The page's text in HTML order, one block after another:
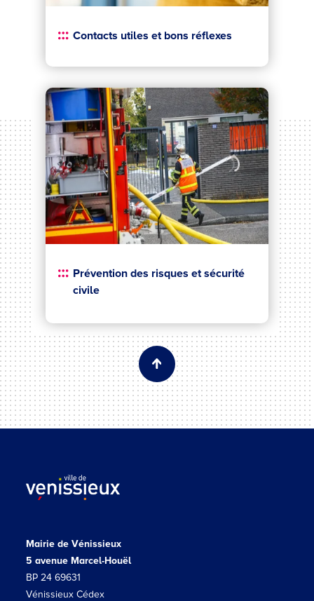
Contacts utiles et bons réflexes
Prévention des risques et sécurité
civile
Mairie de Vénissieux
5 avenue Marcel-Houël
BP 24 69631
Vénissieux Cédex